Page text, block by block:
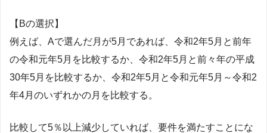
【Bの選択】
例えば、Aで選んだ月が5月であれば、令和2年5月と前年
の令和元年5月を比較するか、令和2年5月と前々年の平成
30年5月を比較するか、令和2年5月と令和元年5月～令和2
年4月のいずれかの月を比較する。
比較して5％以上減少していれば、要件を満たすことにな